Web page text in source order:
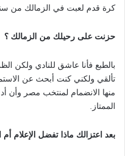
كرة قدم لعبت في الزمالك من
حزنت على رحيلك من الزمالك ؟
بالطبع فأنا عاشق للنادي ولكن
تألقي ولكني كنت أبحث عن
منها الانضمام لمنتخب مصر وأن
الممتاز.
بعد اعتزالك ماذا تفضل الإعلام أم